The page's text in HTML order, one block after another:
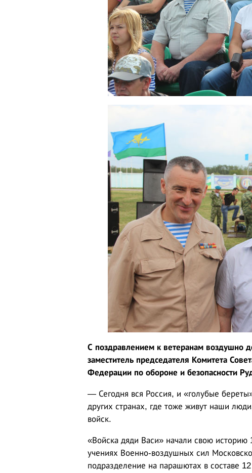
С поздравлением к ветеранам воздушно
заместитель председателя Комитета
Федерации по обороне и безопасности
— Сегодня вся Россия, и «голубые
других странах, где тоже живут наши
войск.
«Войска дяди Васи» начали свою историю
учениях Военно-воздушных сил
подразделение на парашютах в составе